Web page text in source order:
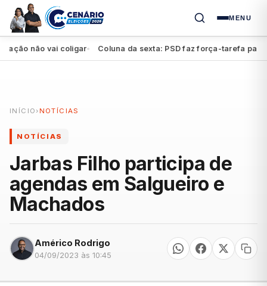
MENU
não vai coligar● Coluna da sexta: PSD faz força-tarefa para
INÍCIO › NOTÍCIAS
NOTÍCIAS
Jarbas Filho participa de
agendas em Salgueiro e
Machados
Américo Rodrigo
04/09/2023 às 10:45